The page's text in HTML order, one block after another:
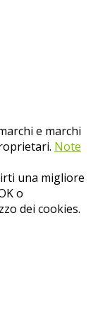
e marchi
Note
una migliore
o
dei cookies.